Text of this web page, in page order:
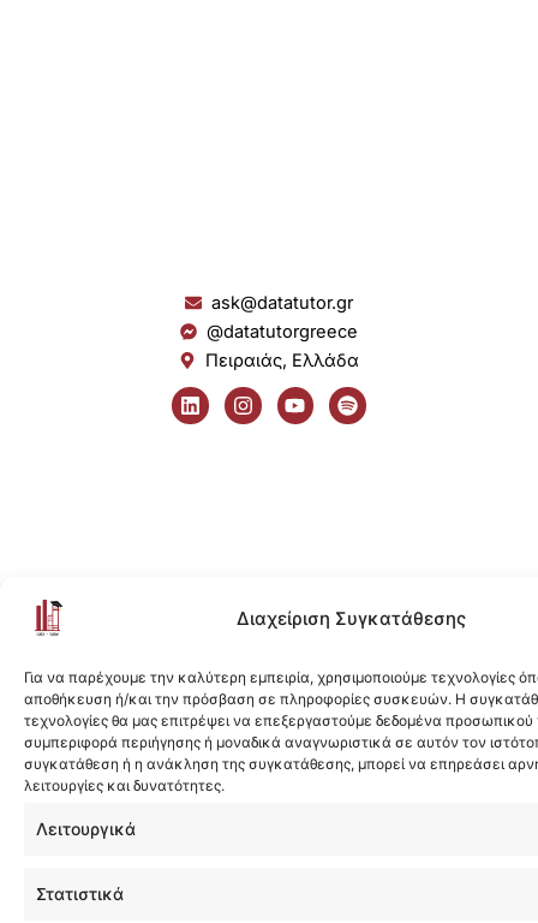
Διαχείριση Συγκατάθεσης
Για να παρέχουμε την καλύτερη εμπειρία, χρησιμοποιούμε τεχνολογίες
αποθήκευση ή/και την πρόσβαση σε πληροφορίες συσκευών. Η
τεχνολογίες θα μας επιτρέψει να επεξεργαστούμε δεδομένα
συμπεριφορά περιήγησης ή μοναδικά αναγνωριστικά σε αυτόν τον
συγκατάθεση ή η ανάκληση της συγκατάθεσης, μπορεί να επηρεάσει
λειτουργίες και δυνατότητες.
Λειτουργικά
Στατιστικά
ask@datatutor.gr
@datatutorgreece
Πειραιάς, Ελλάδα
L
i
n
I
n
s
Y
o
u
S
p
o